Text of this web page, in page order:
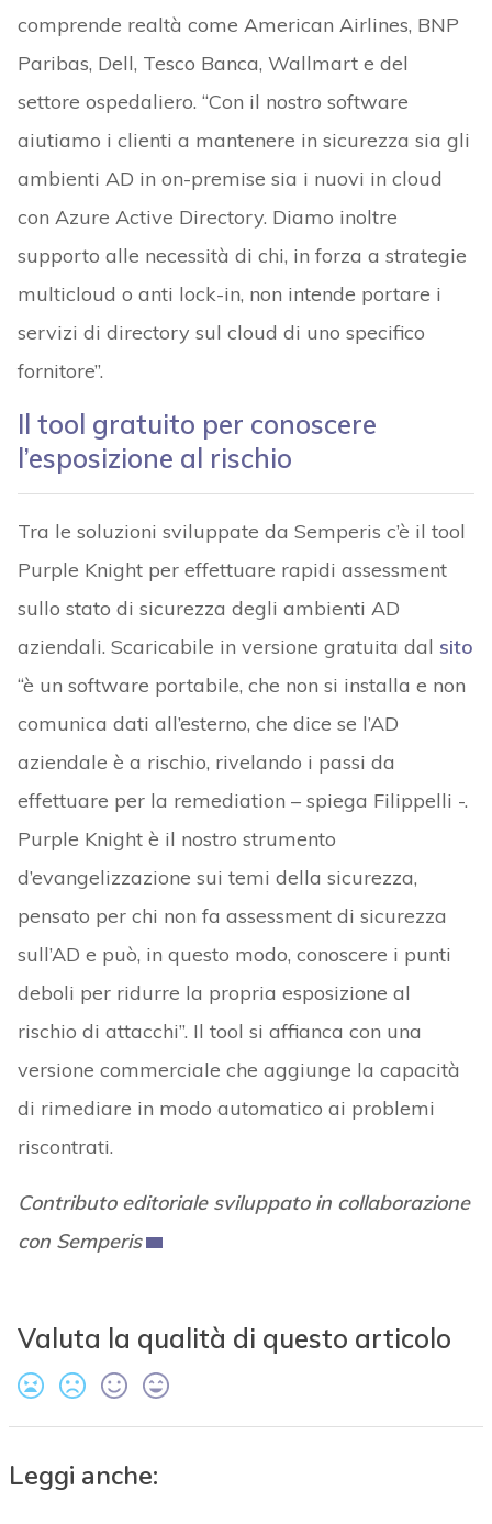
comprende realtà come American Airlines, BNP
Paribas, Dell, Tesco Banca, Wallmart e del
settore ospedaliero. “Con il nostro software
aiutiamo i clienti a mantenere in sicurezza sia gli
ambienti AD in on-premise sia i nuovi in cloud
con Azure Active Directory. Diamo inoltre
supporto alle necessità di chi, in forza a strategie
multicloud o anti lock-in, non intende portare i
servizi di directory sul cloud di uno specifico
fornitore”.
Il tool gratuito per conoscere
l’esposizione al rischio
Tra le soluzioni sviluppate da Semperis c’è il tool
Purple Knight per effettuare rapidi assessment
sullo stato di sicurezza degli ambienti AD
aziendali. Scaricabile in versione gratuita dal sito
“è un software portabile, che non si installa e non
comunica dati all’esterno, che dice se l’AD
aziendale è a rischio, rivelando i passi da
effettuare per la remediation – spiega Filippelli -.
Purple Knight è il nostro strumento
d’evangelizzazione sui temi della sicurezza,
pensato per chi non fa assessment di sicurezza
sull’AD e può, in questo modo, conoscere i punti
deboli per ridurre la propria esposizione al
rischio di attacchi”. Il tool si affianca con una
versione commerciale che aggiunge la capacità
di rimediare in modo automatico ai problemi
riscontrati.
Contributo editoriale sviluppato in collaborazione
con Semperis
Valuta la qualità di questo articolo
Leggi anche: